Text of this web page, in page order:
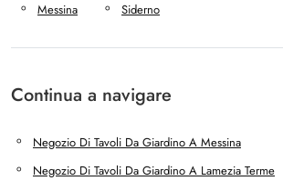
Messina
Siderno
Continua a navigare
Negozio Di Tavoli Da Giardino A Messina
Negozio Di Tavoli Da Giardino A Lamezia Terme